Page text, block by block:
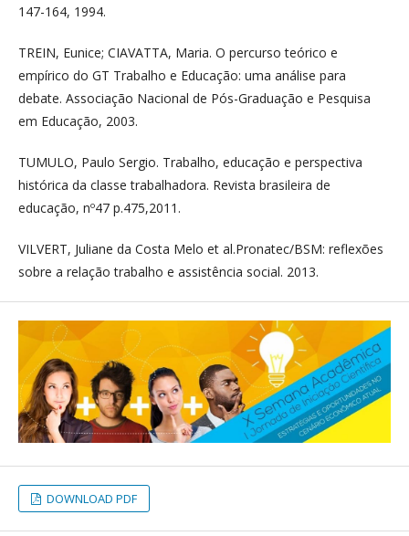
147-164, 1994.
TREIN, Eunice; CIAVATTA, Maria. O percurso teórico e
empírico do GT Trabalho e Educação: uma análise para
debate. Associação Nacional de Pós-Graduação e Pesquisa
em Educação, 2003.
TUMULO, Paulo Sergio. Trabalho, educação e perspectiva
histórica da classe trabalhadora. Revista brasileira de
educação, nº47 p.475,2011.
VILVERT, Juliane da Costa Melo et al.Pronatec/BSM: reflexões
sobre a relação trabalho e assistência social. 2013.
DOWNLOAD PDF